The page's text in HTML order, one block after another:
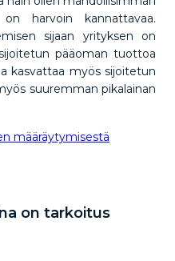
harvoin kannattavaa.
sijaan yrityksen on
pääoman tuottoa
kasvattaa myös sijoitetun
suuremman pikalainan
määräytymisestä
on tarkoitus